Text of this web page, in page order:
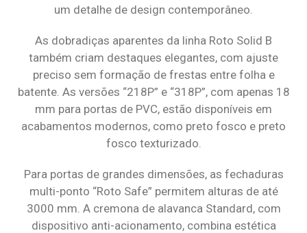
um detalhe de design contemporâneo.
As dobradiças aparentes da linha Roto Solid B
também criam destaques elegantes, com ajuste
preciso sem formação de frestas entre folha e
batente. As versões “218P” e “318P”, com apenas 18
mm para portas de PVC, estão disponíveis em
acabamentos modernos, como preto fosco e preto
fosco texturizado.
Para portas de grandes dimensões, as fechaduras
multi-ponto “Roto Safe” permitem alturas de até
3000 mm. A cremona de alavanca Standard, com
dispositivo anti-acionamento, combina estética